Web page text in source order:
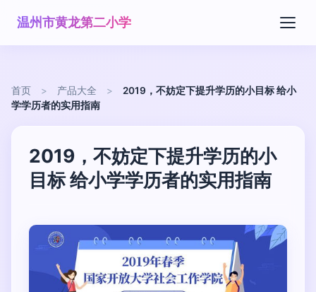
温州市黄龙第二小学
首页 > 产品大全 >
2019，不妨定下提升学历的小目标 给小
学学历者的实用指南
2019，不妨定下提升学历的小
目标 给小学学历者的实用指南